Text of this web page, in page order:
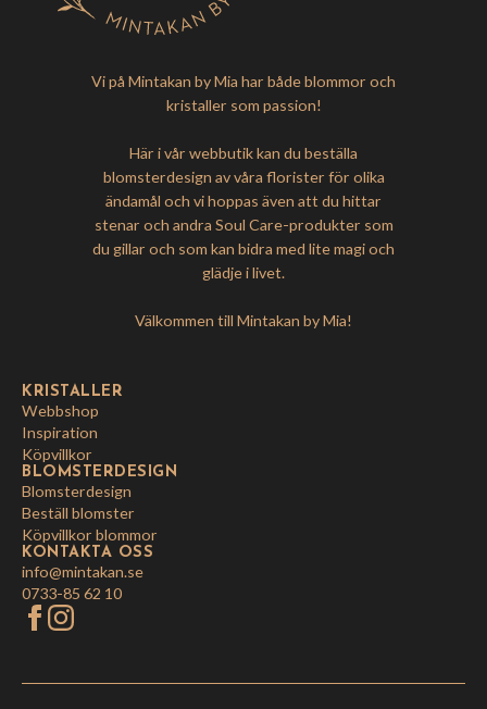
Vi på Mintakan by Mia har både blommor och
kristaller som passion!
Här i vår webbutik kan du beställa
blomsterdesign av våra florister för olika
ändamål och vi hoppas även att du hittar
stenar och andra Soul Care-produkter som
du gillar och som kan bidra med lite magi och
glädje i livet.
Välkommen till Mintakan by Mia!
KRISTALLER
Webbshop
Inspiration
Köpvillkor
BLOMSTERDESIGN
Blomsterdesign
Beställ blomster
Köpvillkor blommor
KONTAKTA OSS
info@mintakan.se
0733-85 62 10